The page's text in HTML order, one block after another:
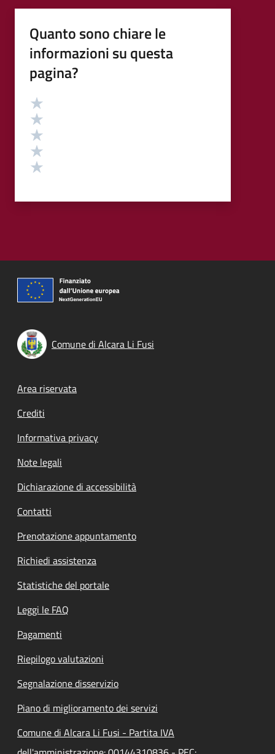
Quanto sono chiare le
informazioni su questa
pagina?
Valutazione
Comune di Alcara Li Fusi
Footer menu
Area riservata
Crediti
Informativa privacy
Note legali
Dichiarazione di accessibilità
Contatti
Prenotazione appuntamento
Richiedi assistenza
Statistiche del portale
Leggi le FAQ
Pagamenti
Riepilogo valutazioni
Segnalazione disservizio
Piano di miglioramento dei servizi
Comune di Alcara Li Fusi - Partita IVA